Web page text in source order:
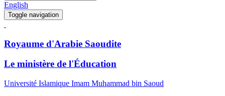
English
Toggle navigation
Royaume d'Arabie Saoudite
Le ministère de l'Éducation
Université Islamique Imam Muhammad bin Saoud